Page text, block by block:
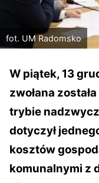
fot. UM Radomsko
W piątek, 13
zwołana
trybie
dotyczył
kosztów
komunalnymi z